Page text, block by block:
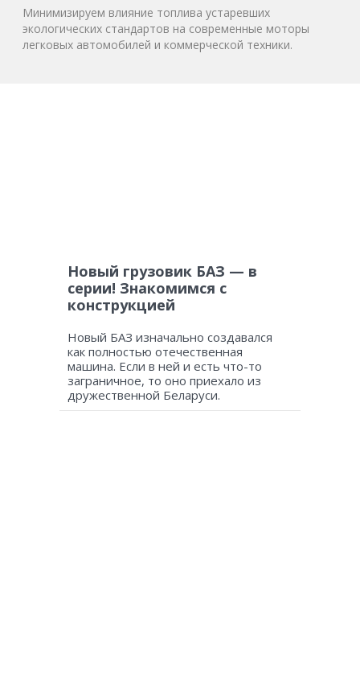
Минимизируем влияние топлива устаревших
экологических стандартов на современные моторы
легковых автомобилей и коммерческой техники.
Новый грузовик БАЗ — в
серии! Знакомимся с
конструкцией
Новый БАЗ изначально создавался
как полностью отечественная
машина. Если в ней и есть что-то
заграничное, то оно приехало из
дружественной Беларуси.